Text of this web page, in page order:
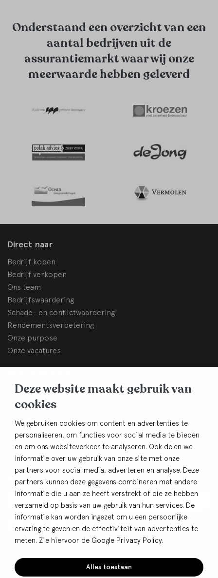
Deze website maakt gebruik van
cookies
We gebruiken cookies om content en advertenties te
personaliseren, om functies voor social media te bieden
en om ons websiteverkeer te analyseren. Ook delen we
informatie over uw gebruik van onze site met onze
partners voor social media, adverteren en analyse. Deze
partners kunnen deze gegevens combineren met andere
informatie die u aan ze heeft verstrekt of die ze hebben
verzameld op basis van uw gebruik van hun services. De
informatie kan worden ingezet om u een persoonlijke
ervaring te geven en de effectiviteit van advertenties te
meten. Zie hiervoor de Google Privacy Policy.
Alles toestaan
Onderstaand een overzicht van een
aantal bedrijven uit de
assurantiemarkt waar wij onze
meerwaarde hebben geleverd
Direct naar
Bedrijf kopen
Bedrijf verkopen
Ons team
Bedrijfswaardering
Schade- en conflictwaardering
Rendementsverbetering
Onze purpose
Onze vacatures
Korte Brinkweg 37c
3761 EC Soest
Contact
033-4805482
info@bhbdullemond.nl
Blijf op de hoogte:
Privacy